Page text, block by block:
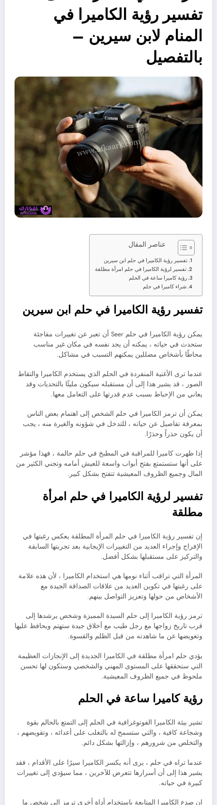
تفسير رؤية الكاميرا في
المنام لابن سيرين –
بالتفصيل
عناصر المقال
تفسير رؤية الكاميرا في حلم ابن سيرين
تفسير لرؤية الكاميرا في حلم امرأة مطلقة
رؤية كاميرا ساعة في الحلم
شراء كاميرا في حلم
تفسير رؤية الكاميرا في حلم ابن سيرين
يمكن رؤية الكاميرا في حلم Seer أن تعبر عن تغييرات مفاجئة
ستحدث في حياته ، يمكنه أن يجد نفسه في مكان غير مناسب
محاطًا بأشخاص مضللين يمكنهم التسبب في مشاكل.
عندما ترى الأغنية المنفردة في الحلم الذي يستخدم الكاميرا والتقاط
الصور ، قد يشير هذا إلى أن مستقبله سيكون مليئًا بالتحديات وقد
يعاني من الإحباط بسبب عدم قدرتها على التعامل معها.
يمكن أن ترمز الكاميرا في حلم الشخص إلى اهتمام بعض الناس
بمعرفة تفاصيل عن حياته ، للتدخل في شؤونه والغيرة منه ، يجب
أن يكون حذراً وحذرًا.
إذا ظهرت كاميرا للمراقبة في المطبخ في حلم حالمة ، فهذا مؤشر
على أنها ستستمتع بفتح أبواب واسعة للعيش أمامه وتجني الكثير من
المال وجميع الظروف المعيشية تتفتح بشكل كبير.
تفسير لرؤية الكاميرا في حلم امرأة
مطلقة
إن تفسير رؤية الكاميرا في حلم المرأة المطلقة يعكس رغبتها في
الإفراج وإجراء العديد من التغييرات الإيجابية بعد تجربتها السابقة
والتركيز على مستقبلها بشكل أفضل.
المرأة التي تراقب أثناء نومها هي استخدام الكاميرا ، لأن هذه علامة
على رغبتها في تكوين العديد من علاقات الصداقة الجيدة مع
الأشخاص من حولها وتعزيز التواصل بينهم.
ترمز رؤية الكاميرا إلى حلم السيدة المميزة وشخص يرشدها إلى
قرب تاريخ زواجها مع رجل طيب مع أخلاق جيدة ستهتم ويحافظ عليها
وتعويضها عن ما شاهدته من قبل الظلم والقسوة.
يؤدي حلم امرأة مطلقة في الكاميرا الجديدة إلى الإنجازات العظيمة
التي ستحققها على المستوى المهني والشخصي وستكون لها تحسن
ملحوظ في جميع الظروف المعيشية.
رؤية كاميرا ساعة في الحلم
تشير بيئة الكاميرا الفوتوغرافية في الحلم إلى التمتع بالحالم بقوة
وشجاعة كافية ، والتي ستسمح له بالتغلب على أعدائه ، وتقويضهم ،
والتخلص من شرورهم ، وإزالتها بشكل دائم.
عندما تراه في حلم ، يرى أنه يكسر الكاميرا سيرًا على الأقدام ، فقد
يشير هذا إلى أن أسرارها تتعرض للآخرين ، مما سيؤدي إلى تغييرات
كبيرة في حياته.
إن صدع الكاميرا المتابعة باستخدام أداة أخرى ترمز إلى شخص ما